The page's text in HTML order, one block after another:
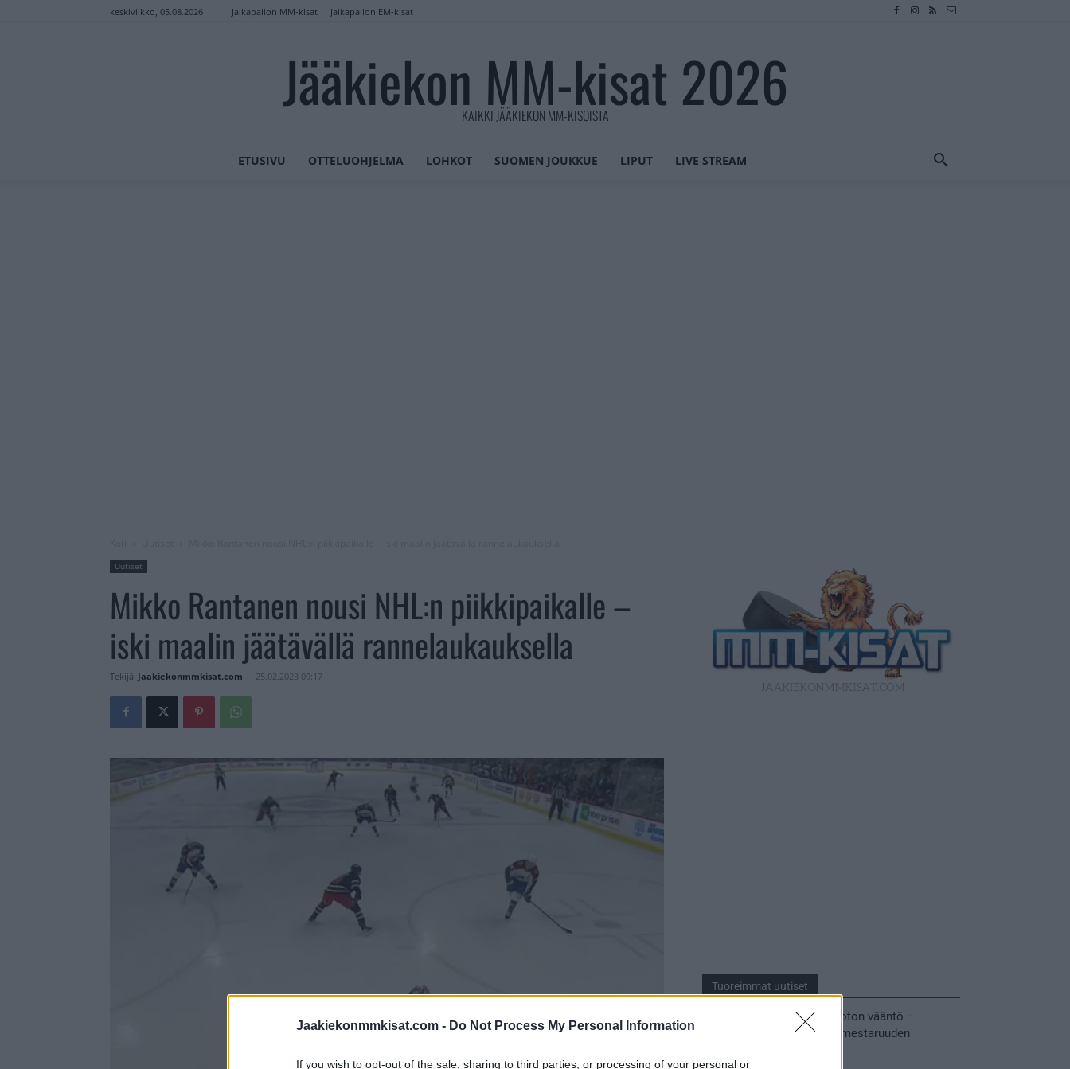
Jaakiekonmmkisat.com - Do Not Process My Personal Information
If you wish to opt-out of the sale, sharing to third parties, or processing of your personal or
keskiviikko, 05.08.2026 Jalkapallon MM-kisat Jalkapallon EM-kisat
Jääkiekon MM-kisat 2026
KAIKKI JÄÄKIEKON MM-KISOISTA
ETUSIVU OTTELUOHJELMA LOHKOT SUOMEN JOUKKUE LIPUT LIVE STREAM
Uutiset
Mikko Rantanen nousi NHL:n piikkipaikalle –
iski maalin jäätävällä rannelaukauksella
Tekijä Jaakiekonmmkisat.com - 25.02.2023 09:17
Tuoreimmat uutiset
MM-kullasta käytiin armoton vääntö –
Leijonat voitti maailmanmestaruuden